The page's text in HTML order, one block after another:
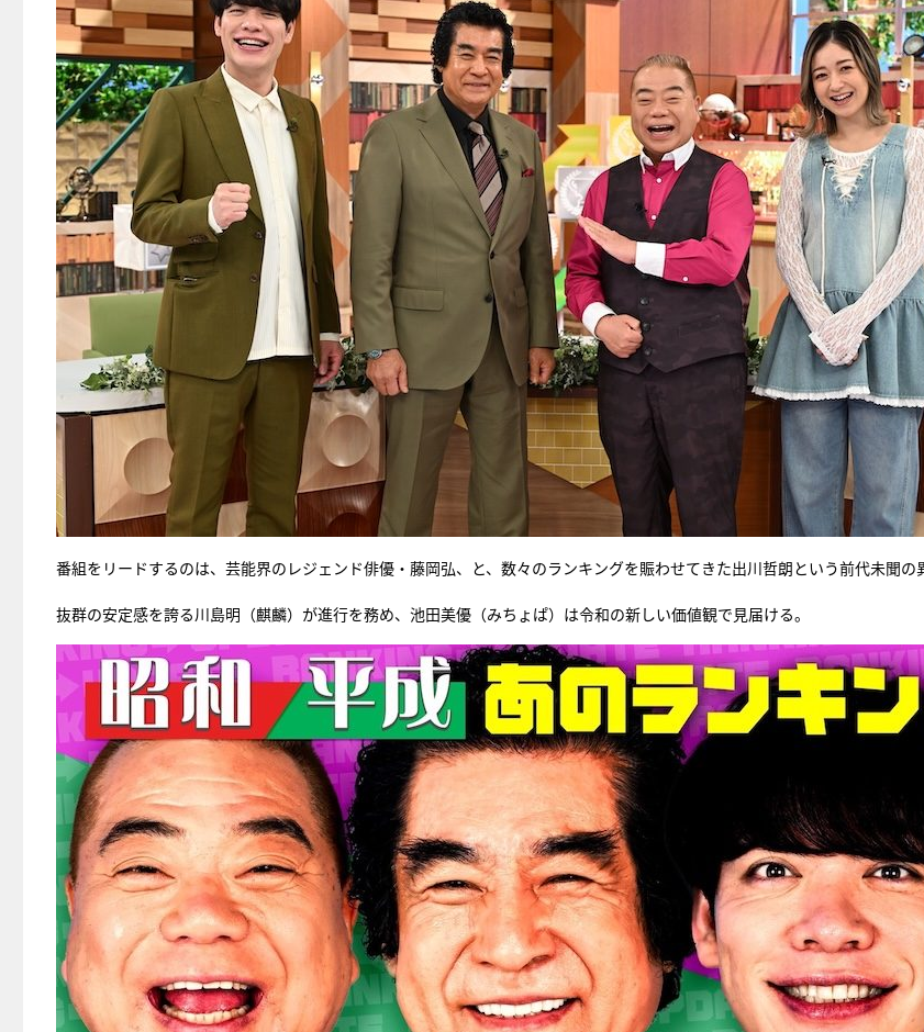
番組をリードするのは、芸能界のレジェンド俳優・藤岡弘、と、数々のランキングを賑わせてきた出川哲朗という前代未聞の
抜群の安定感を誇る川島明（麒麟）が進行を務め、池田美優（みちょぱ）は令和の新しい価値観で見届ける。